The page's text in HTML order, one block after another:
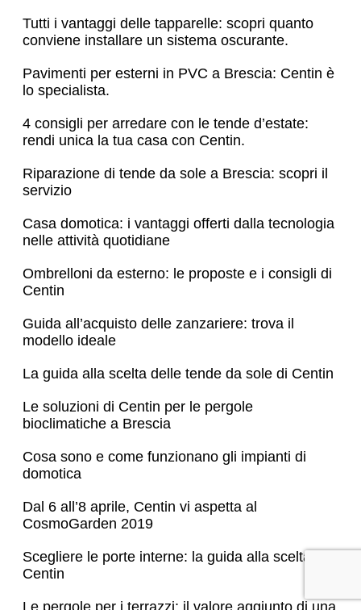
Tutti i vantaggi delle tapparelle: scopri quanto
conviene installare un sistema oscurante.
Pavimenti per esterni in PVC a Brescia: Centin è
lo specialista.
4 consigli per arredare con le tende d’estate:
rendi unica la tua casa con Centin.
Riparazione di tende da sole a Brescia: scopri il
servizio
Casa domotica: i vantaggi offerti dalla tecnologia
nelle attività quotidiane
Ombrelloni da esterno: le proposte e i consigli di
Centin
Guida all’acquisto delle zanzariere: trova il
modello ideale
La guida alla scelta delle tende da sole di Centin
Le soluzioni di Centin per le pergole
bioclimatiche a Brescia
Cosa sono e come funzionano gli impianti di
domotica
Dal 6 all’8 aprile, Centin vi aspetta al
CosmoGarden 2019
Scegliere le porte interne: la guida alla scelta di
Centin